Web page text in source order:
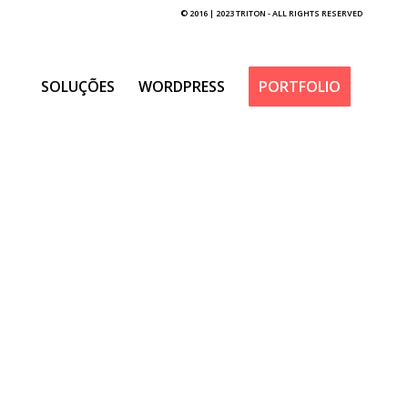
© 2016 | 2023 TRITON - ALL RIGHTS RESERVED
SOLUÇÕES WORDPRESS PORTFOLIO